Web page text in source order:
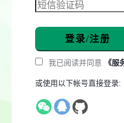
登录/注册
我已阅读并同意 《服
或使用以下帐号直接登录: